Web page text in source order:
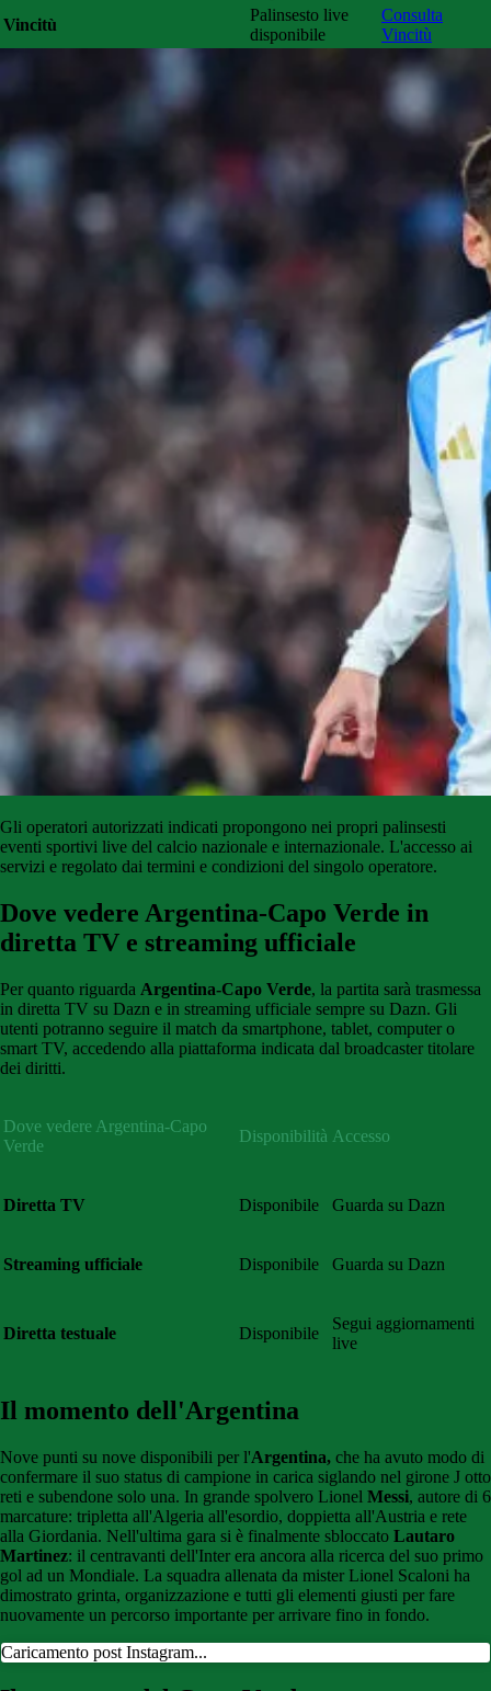
Vincitù
Palinsesto live
disponibile
Consulta
Vincitù
Gli operatori autorizzati indicati propongono nei propri palinsesti
eventi sportivi live del calcio nazionale e internazionale. L'accesso ai
servizi e regolato dai termini e condizioni del singolo operatore.
Dove vedere Argentina-Capo Verde in
diretta TV e streaming ufficiale
Per quanto riguarda Argentina-Capo Verde, la partita sarà trasmessa
in diretta TV su Dazn e in streaming ufficiale sempre su Dazn. Gli
utenti potranno seguire il match da smartphone, tablet, computer o
smart TV, accedendo alla piattaforma indicata dal broadcaster titolare
dei diritti.
Dove vedere Argentina-Capo
Verde
Disponibilità Accesso
Diretta TV Disponibile Guarda su Dazn
Streaming ufficiale Disponibile Guarda su Dazn
Diretta testuale Disponibile
Segui aggiornamenti
live
Il momento dell'Argentina
Nove punti su nove disponibili per l'Argentina, che ha avuto modo di
confermare il suo status di campione in carica siglando nel girone J otto
reti e subendone solo una. In grande spolvero Lionel Messi, autore di 6
marcature: tripletta all'Algeria all'esordio, doppietta all'Austria e rete
alla Giordania. Nell'ultima gara si è finalmente sbloccato Lautaro
Martinez: il centravanti dell'Inter era ancora alla ricerca del suo primo
gol ad un Mondiale. La squadra allenata da mister Lionel Scaloni ha
dimostrato grinta, organizzazione e tutti gli elementi giusti per fare
nuovamente un percorso importante per arrivare fino in fondo.
Caricamento post Instagram...